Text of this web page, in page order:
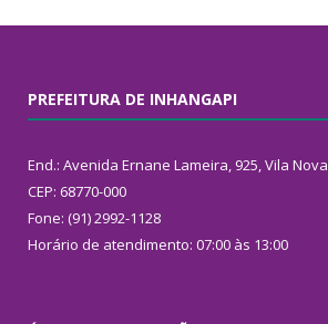
PREFEITURA DE INHANGAPI
End.: Avenida Ernane Lameira, 925, Vila Nova
CEP: 68770-000
Fone: (91) 2992-1128
Horário de atendimento: 07:00 às 13:00